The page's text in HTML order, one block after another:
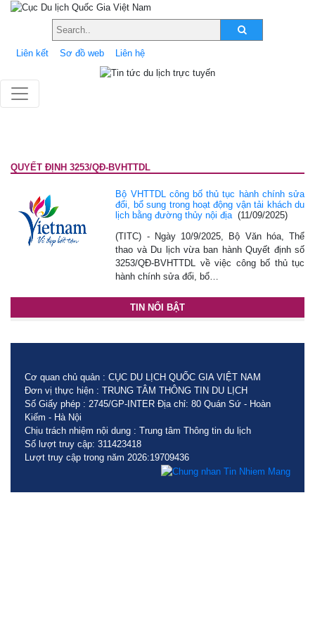
Liên kết Sơ đồ web Liên hệ
QUYẾT ĐỊNH 3253/QĐ-BVHTTDL
Bộ VHTTDL công bố thủ tục hành chính sửa
đổi, bổ sung trong hoạt động vận tải khách du
lịch bằng đường thủy nội địa (11/09/2025)
(TITC) - Ngày 10/9/2025, Bộ Văn hóa, Thể
thao và Du lịch vừa ban hành Quyết định số
3253/QĐ-BVHTTDL về việc công bố thủ tục
hành chính sửa đổi, bổ…
TIN NỔI BẬT
Cơ quan chủ quản : CỤC DU LỊCH QUỐC GIA VIỆT NAM
Đơn vị thực hiện : TRUNG TÂM THÔNG TIN DU LỊCH
Số Giấy phép : 2745/GP-INTER Địa chỉ: 80 Quán Sứ - Hoàn
Kiếm - Hà Nội
Chịu trách nhiệm nội dung : Trung tâm Thông tin du lịch
Số lượt truy cập: 311423418
Lượt truy cập trong năm 2026:19709436